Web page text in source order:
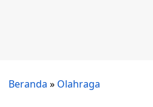
Beranda » Olahraga